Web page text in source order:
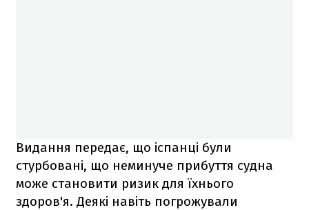
Видання передає, що іспанці були
стурбовані, що неминуче прибуття судна
може становити ризик для їхнього
здоров'я. Деякі навіть погрожували